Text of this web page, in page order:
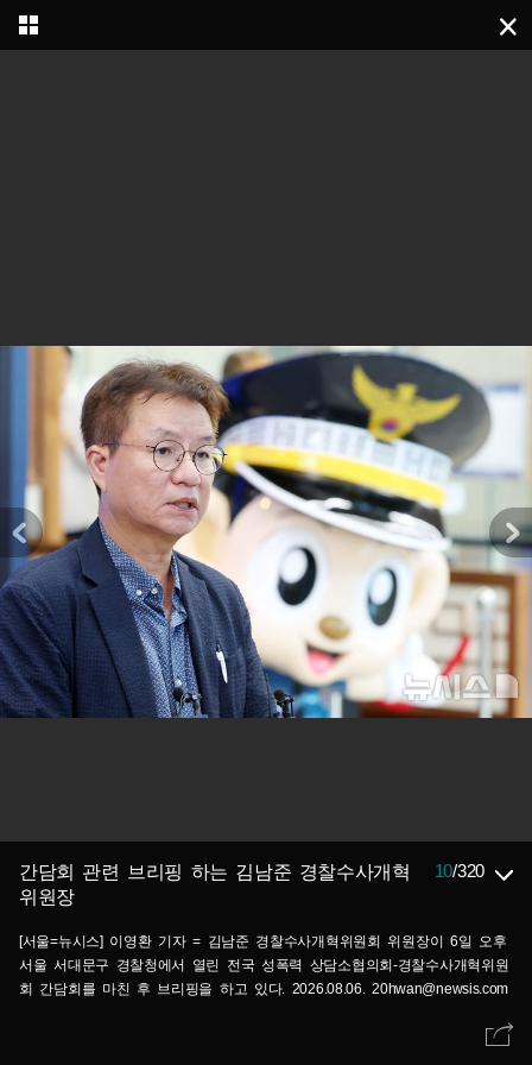
간담회 관련 브리핑 하는 김남준 경찰수사개혁
위원장
10/320
[서울=뉴시스] 이영환 기자 = 김남준 경찰수사개혁위원회 위원장이 6일 오후
서울 서대문구 경찰청에서 열린 전국 성폭력 상담소협의회-경찰수사개혁위원
회 간담회를 마친 후 브리핑을 하고 있다. 2026.08.06. 20hwan@newsis.com